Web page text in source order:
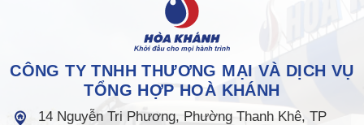
CÔNG TY TNHH THƯƠNG MẠI VÀ DỊCH VỤ
TỔNG HỢP HOÀ KHÁNH
14 Nguyễn Tri Phương, Phường Thanh Khê, TP